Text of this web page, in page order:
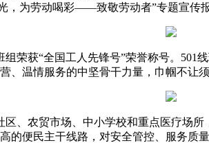
，为劳动喝彩——致敬劳动者”专题宣传报
获“全国工人先锋号”荣誉称号。501
温情服务的中坚骨干力量，巾帼不让
农贸市场、中小学校和重点医疗场
便民主干线路，对安全管控、服务质